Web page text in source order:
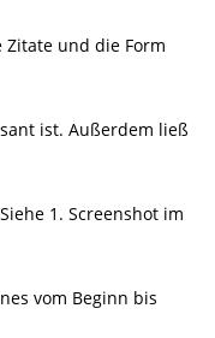
und die Form
ist. Außerdem ließ
1. Screenshot im
vom Beginn bis